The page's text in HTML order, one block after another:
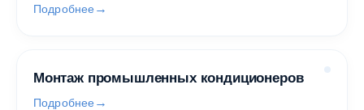
Подробнее
Монтаж промышленных кондиционеров
Подробнее